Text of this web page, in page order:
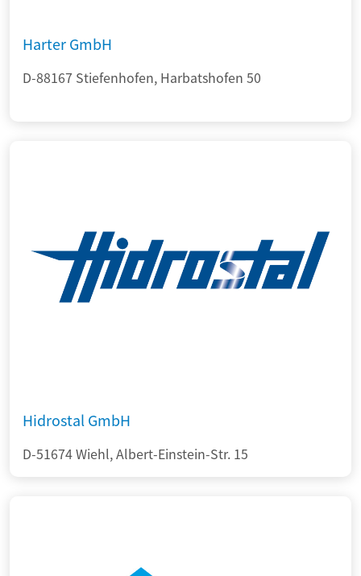
Harter GmbH
D-88167 Stiefenhofen, Harbatshofen 50
Hidrostal GmbH
D-51674 Wiehl, Albert-Einstein-Str. 15